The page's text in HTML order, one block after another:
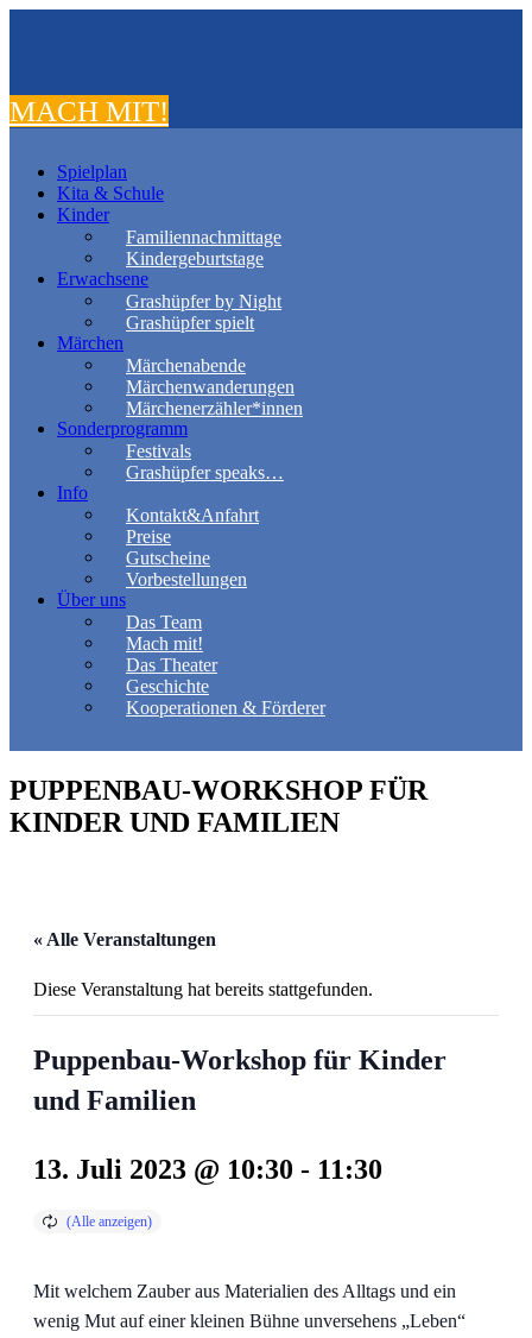
MACH MIT!
Spielplan
Kita & Schule
Kinder
Familiennachmittage
Kindergeburtstage
Erwachsene
Grashüpfer by Night
Grashüpfer spielt
Märchen
Märchenabende
Märchenwanderungen
Märchenerzähler*innen
Sonderprogramm
Festivals
Grashüpfer speaks…
Info
Kontakt&Anfahrt
Preise
Gutscheine
Vorbestellungen
Über uns
Das Team
Mach mit!
Das Theater
Geschichte
Kooperationen & Förderer
PUPPENBAU-WORKSHOP FÜR
KINDER UND FAMILIEN
« Alle Veranstaltungen
Diese Veranstaltung hat bereits stattgefunden.
Puppenbau-Workshop für Kinder
und Familien
13. Juli 2023 @ 10:30 - 11:30
Mit welchem Zauber aus Materialien des Alltags und ein
wenig Mut auf einer kleinen Bühne unversehens „Leben“